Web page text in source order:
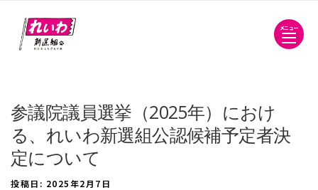
メニュー
参議院議員選挙（2025年）におけ
る、れいわ新選組公認候補予定者決
定について
投稿日: 2025年2月7日